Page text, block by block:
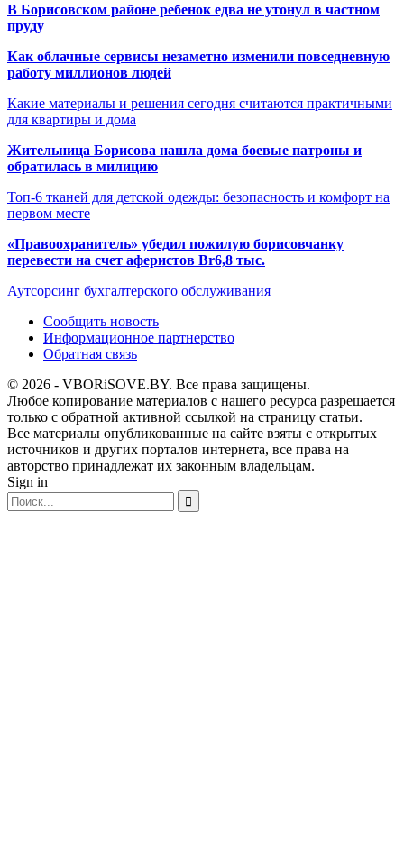
В Борисовском районе ребенок едва не утонул в частном
пруду
Как облачные сервисы незаметно изменили повседневную
работу миллионов людей
Какие материалы и решения сегодня считаются практичными
для квартиры и дома
Жительница Борисова нашла дома боевые патроны и
обратилась в милицию
Топ-6 тканей для детской одежды: безопасность и комфорт на
первом месте
«Правоохранитель» убедил пожилую борисовчанку
перевести на счет аферистов Br6,8 тыс.
Аутсорсинг бухгалтерского обслуживания
Сообщить новость
Информационное партнерство
Обратная связь
© 2026 - VBORiSOVE.BY. Все права защищены.
Любое копирование материалов с нашего ресурса разрешается
только с обратной активной ссылкой на страницу статьи.
Все материалы опубликованные на сайте взяты с открытых
источников и других порталов интернета, все права на
авторство принадлежат их законным владельцам.
Sign in